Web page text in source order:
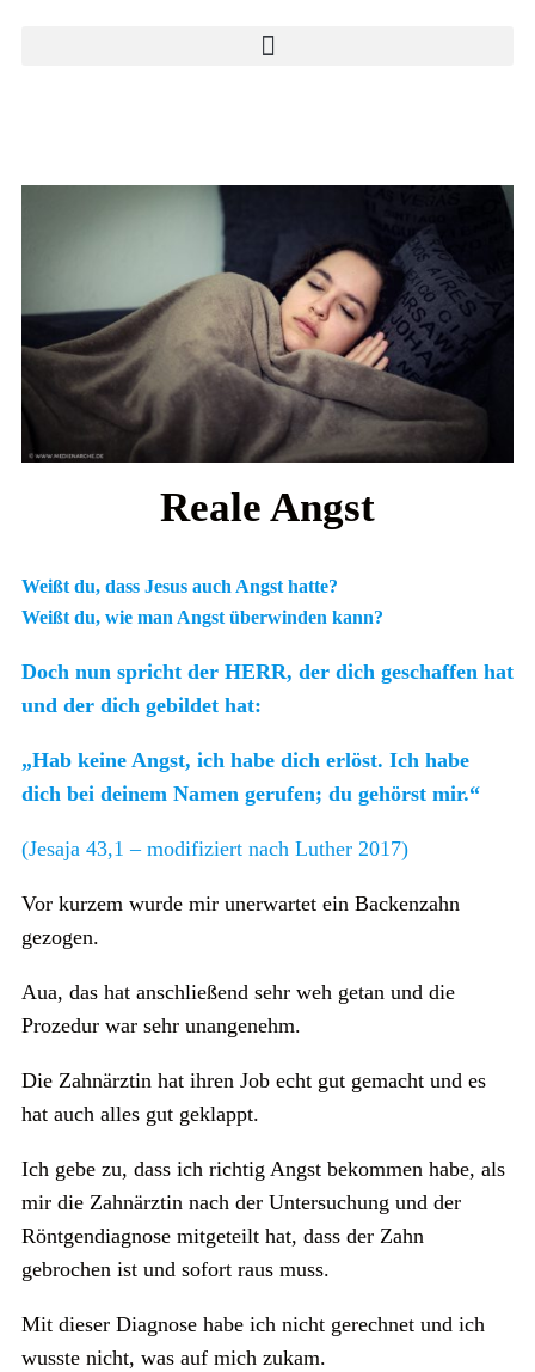
Reale Angst
Weißt du, dass Jesus auch Angst hatte?
Weißt du, wie man Angst überwinden kann?
Doch nun spricht der HERR, der dich geschaffen hat
und der dich gebildet hat:
„Hab keine Angst, ich habe dich erlöst. Ich habe
dich bei deinem Namen gerufen; du gehörst mir.“
(Jesaja 43,1 – modifiziert nach Luther 2017)
Vor kurzem wurde mir unerwartet ein Backenzahn
gezogen.
Aua, das hat anschließend sehr weh getan und die
Prozedur war sehr unangenehm.
Die Zahnärztin hat ihren Job echt gut gemacht und es
hat auch alles gut geklappt.
Ich gebe zu, dass ich richtig Angst bekommen habe, als
mir die Zahnärztin nach der Untersuchung und der
Röntgendiagnose mitgeteilt hat, dass der Zahn
gebrochen ist und sofort raus muss.
Mit dieser Diagnose habe ich nicht gerechnet und ich
wusste nicht, was auf mich zukam.